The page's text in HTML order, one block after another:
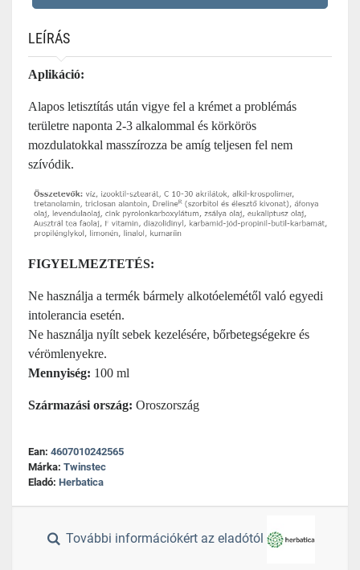
LEÍRÁS
Aplikáció:
Alapos letisztítás után vigye fel a krémet a problémás
területre naponta 2-3 alkalommal és körkörös
mozdulatokkal masszírozza be amíg teljesen fel nem
szívódik.
FIGYELMEZTETÉS:
Ne használja a termék bármely alkotóelemétől való egyedi
intolerancia esetén.
Ne használja nyílt sebek kezelésére, bőrbetegségekre és
vérömlenyekre.
Mennyiség: 100 ml
Származási ország: Oroszország
Ean: 4607010242565
Márka: Twinstec
Eladó: Herbatica
További információkért az eladótól